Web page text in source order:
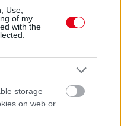
Use,
of my
with the
storage
on web or